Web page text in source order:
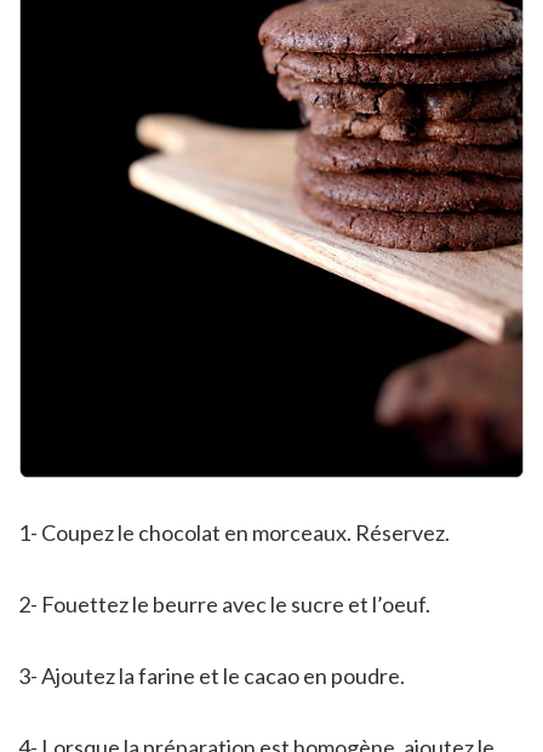
1- Coupez le chocolat en morceaux. Réservez.
2- Fouettez le beurre avec le sucre et l’oeuf.
3- Ajoutez la farine et le cacao en poudre.